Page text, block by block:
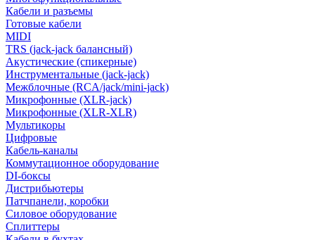
Кабели и разъемы
Готовые кабели
MIDI
TRS (jack-jack балансный)
Акустические (спикерные)
Инструментальные (jack-jack)
Межблочные (RCA/jack/mini-jack)
Микрофонные (XLR-jack)
Микрофонные (XLR-XLR)
Мультикоры
Цифровые
Кабель-каналы
Коммутационное оборудование
DI-боксы
Дистрибьютеры
Патчпанели, коробки
Силовое оборудование
Сплиттеры